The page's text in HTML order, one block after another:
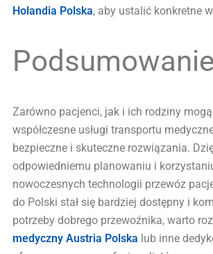
Holandia Polska, aby ustalić konkretne
Podsumowanie
Zarówno pacjenci, jak i ich rodziny
współczesne usługi transportu
bezpieczne i skuteczne rozwiązania.
odpowiedniemu planowaniu i
nowoczesnych technologii przewóz
do Polski stał się bardziej dostępny i
potrzeby dobrego przewoźnika, warto
medyczny Austria Polska lub inne